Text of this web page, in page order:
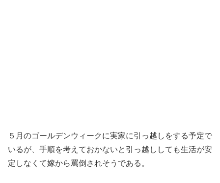
５月のゴールデンウィークに実家に引っ越しをする予定で
いるが、手順を考えておかないと引っ越ししても生活が安
定しなくて嫁から罵倒されそうである。